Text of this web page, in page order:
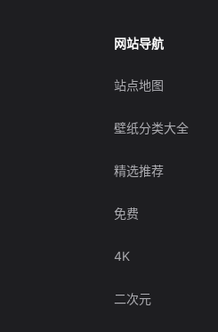
网站导航
站点地图
壁纸分类大全
精选推荐
免费
4K
二次元